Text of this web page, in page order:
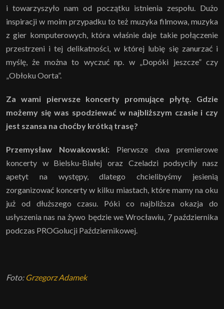
i towarzyszyło nam od początku istnienia zespołu. Dużo
inspiracji w moim przypadku to też muzyka filmowa, muzyka
z gier komputerowych, która właśnie daje takie połączenie
przestrzeni i tej delikatności, w której lubię się zanurzać i
myślę, że można to wyczuć np. w „Dopóki jeszcze” czy
„Obłoku Oorta”.
Za wami pierwsze koncerty promujące płytę. Gdzie
możemy się was spodziewać w najbliższym czasie i czy
jest szansa na choćby krótką trasę?
Przemysław Nowakowski: Pierwsze dwa premierowe
koncerty w Bielsku-Białej oraz Czeladzi podsyciły nasz
apetyt na występy, dlatego chcielibyśmy jesienią
zorganizować koncerty w kilku miastach, które mamy na oku
już od dłuższego czasu. Póki co najbliższa okazja do
usłyszenia nas na żywo będzie we Wrocławiu, 7 października
podczas PROGolucji Październikowej.
Foto: Grzegorz Adamek